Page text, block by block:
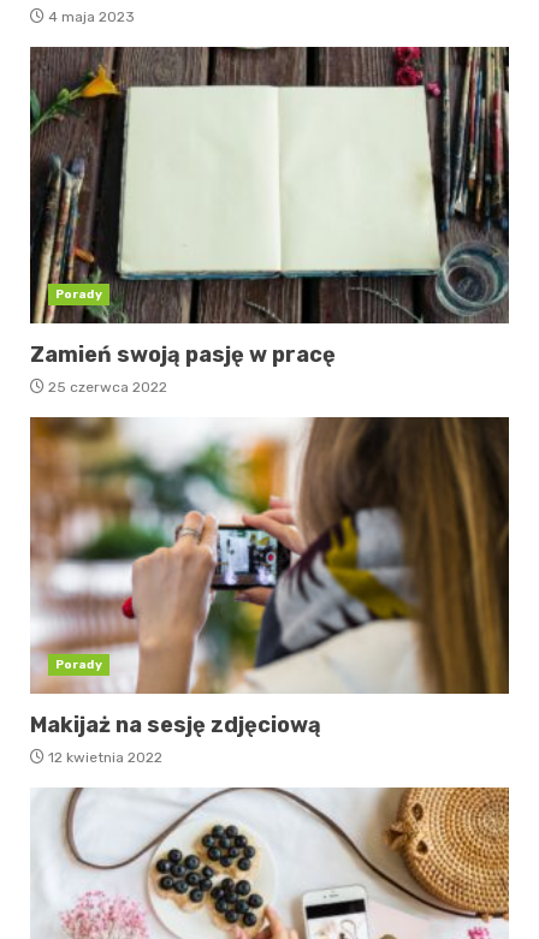
4 maja 2023
Porady
Zamień swoją pasję w pracę
25 czerwca 2022
Porady
Makijaż na sesję zdjęciową
12 kwietnia 2022